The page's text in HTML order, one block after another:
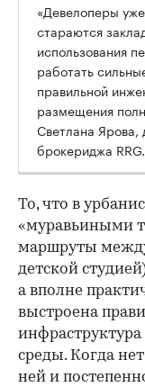
00:00
«Девелоперы
стараются
использования
работать
правильной
размещения
Светлана Ярова,
брокериджа RRG.
То, что в
«муравьиными
маршруты
детской
а вполне
выстроена
среды. Когда
ней и